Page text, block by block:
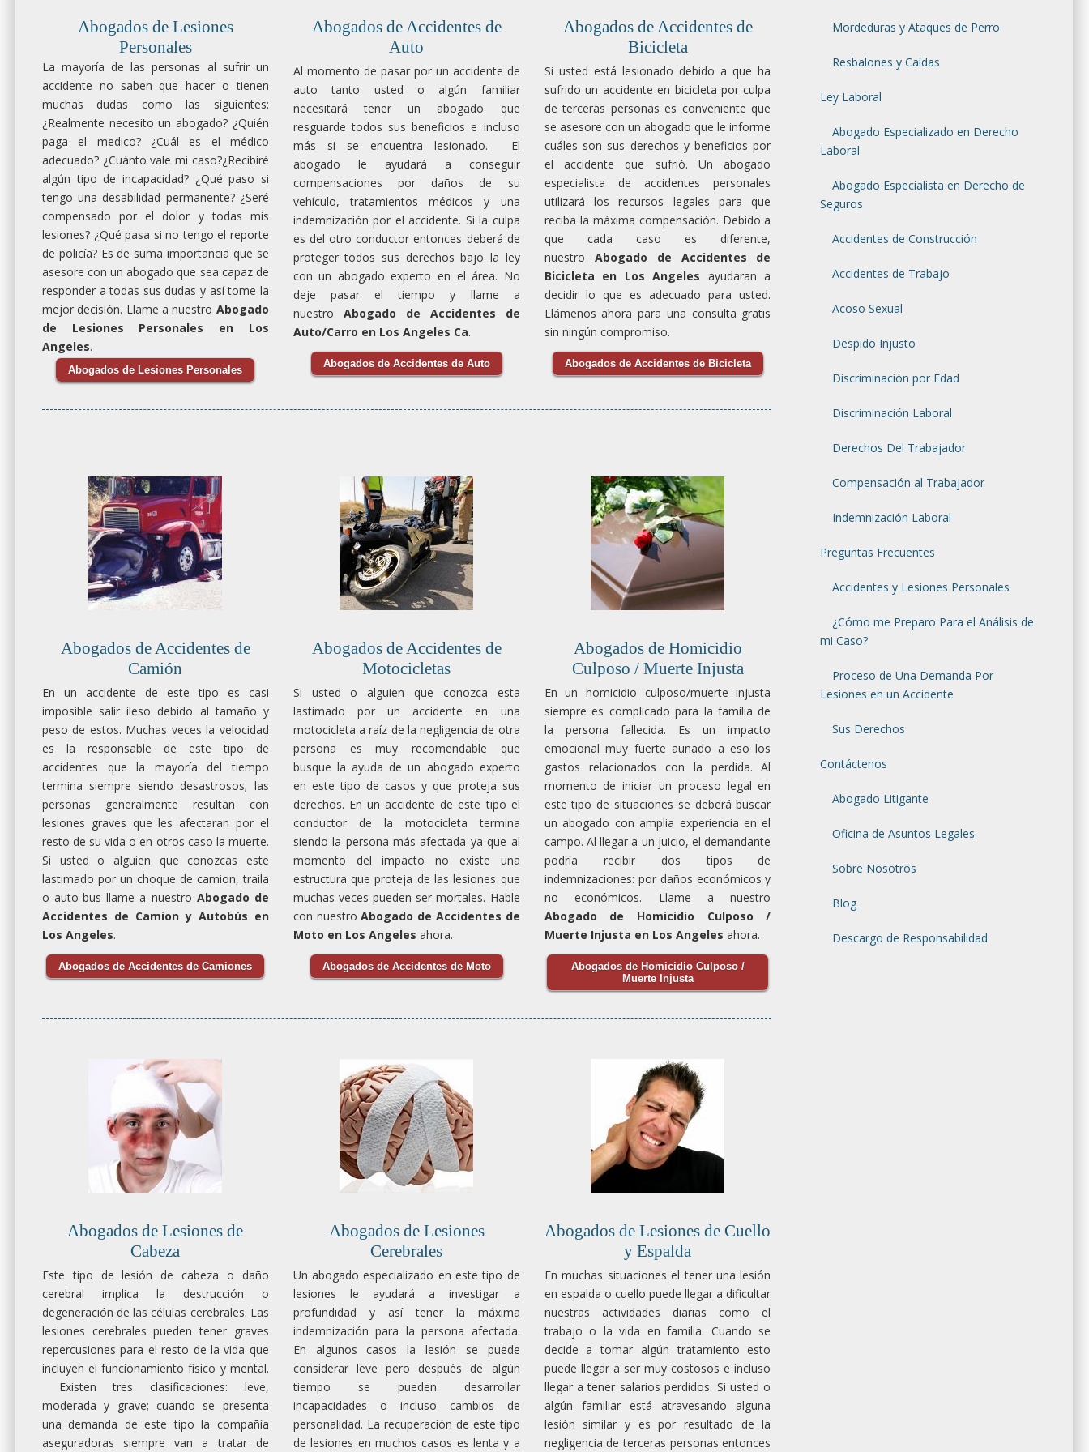
consulta gratuita y descubre cómo
podemos ayudarte a obtener la
compensación por accidente de
bicicleta que te corresponde.
consulta gratuita. No enfrentes esta
situación solo. Estamos aquí para
compensación que te
corresponden.
Abogados de Lesiones
Personales
La mayoría de las personas al sufrir un
accidente no saben que hacer o tienen
muchas dudas como las siguientes:
¿Realmente necesito un abogado? ¿Quién
paga el medico? ¿Cuál es el médico
adecuado? ¿Cuánto vale mi caso?¿Recibiré
algún tipo de incapacidad? ¿Qué paso si
tengo una desabilidad permanente? ¿Seré
compensado por el dolor y todas mis
lesiones? ¿Qué pasa si no tengo el reporte
de policía? Es de suma importancia que se
asesore con un abogado que sea capaz de
responder a todas sus dudas y así tome la
mejor decisión. Llame a nuestro Abogado
de Lesiones Personales en Los
Angeles.
Abogados de Lesiones Personales
Abogados de Accidentes de
Auto
Al momento de pasar por un accidente de
auto tanto usted o algún familiar
necesitará tener un abogado que
resguarde todos sus beneficios e incluso
más si se encuentra lesionado. El
abogado le ayudará a conseguir
compensaciones por daños de su
vehículo, tratamientos médicos y una
indemnización por el accidente. Si la culpa
es del otro conductor entonces deberá de
proteger todos sus derechos bajo la ley
con un abogado experto en el área. No
deje pasar el tiempo y llame a
nuestro Abogado de Accidentes de
Auto/Carro en Los Angeles Ca.
Abogados de Accidentes de Auto
Abogados de Accidentes de
Bicicleta
Si usted está lesionado debido a que ha
sufrido un accidente en bicicleta por culpa
de terceras personas es conveniente que
se asesore con un abogado que le informe
cuáles son sus derechos y beneficios por
el accidente que sufrió. Un abogado
especialista de accidentes personales
utilizará los recursos legales para que
reciba la máxima compensación. Debido a
que cada caso es diferente,
nuestro Abogado de Accidentes de
Bicicleta en Los Angeles ayudaran a
decidir lo que es adecuado para usted.
Llámenos ahora para una consulta gratis
sin ningún compromiso.
Abogados de Accidentes de Bicicleta
Abogados de Accidentes de
Camión
En un accidente de este tipo es casi
imposible salir ileso debido al tamaño y
peso de estos. Muchas veces la velocidad
es la responsable de este tipo de
accidentes que la mayoría del tiempo
termina siempre siendo desastrosos; las
personas generalmente resultan con
lesiones graves que les afectaran por el
resto de su vida o en otros caso la muerte.
Si usted o alguien que conozcas este
lastimado por un choque de camion, traila
o auto-bus llame a nuestro Abogado de
Accidentes de Camion y Autobús en
Los Angeles.
Abogados de Accidentes de Camiones
Abogados de Accidentes de
Motocicletas
Si usted o alguien que conozca esta
lastimado por un accidente en una
motocicleta a raíz de la negligencia de otra
persona es muy recomendable que
busque la ayuda de un abogado experto
en este tipo de casos y que proteja sus
derechos. En un accidente de este tipo el
conductor de la motocicleta termina
siendo la persona más afectada ya que al
momento del impacto no existe una
estructura que proteja de las lesiones que
muchas veces pueden ser mortales. Hable
con nuestroAbogado de Accidentes de
Moto en Los Angeles ahora.
Abogados de Accidentes de Moto
Abogados de Homicidio
Culposo / Muerte Injusta
En un homicidio culposo/muerte injusta
siempre es complicado para la familia de
la persona fallecida. Es un impacto
emocional muy fuerte aunado a eso los
gastos relacionados con la perdida. Al
momento de iniciar un proceso legal en
este tipo de situaciones se deberá buscar
un abogado con amplia experiencia en el
campo. Al llegar a un juicio, el demandante
podría recibir dos tipos de
indemnizaciones: por daños económicos y
no económicos. Llame a nuestro
Abogado de Homicidio Culposo /
Muerte Injusta en Los Angeles ahora.
Abogados de Homicidio Culposo /
Muerte Injusta
Abogados de Lesiones de
Cabeza
Este tipo de lesión de cabeza o daño
cerebral implica la destrucción o
degeneración de las células cerebrales. Las
lesiones cerebrales pueden tener graves
repercusiones para el resto de la vida que
incluyen el funcionamiento físico y mental.
Existen tres clasificaciones: leve,
moderada y grave; cuando se presenta
una demanda de este tipo la compañía
aseguradoras siempre van a tratar de
Abogados de Lesiones
Cerebrales
Un abogado especializado en este tipo de
lesiones le ayudará a investigar a
profundidad y así tener la máxima
indemnización para la persona afectada.
En algunos casos la lesión se puede
considerar leve pero después de algún
tiempo se pueden desarrollar
incapacidades o incluso cambios de
personalidad. La recuperación de este tipo
de lesiones en muchos casos es lenta y a
Abogados de Lesiones de Cuello
y Espalda
En muchas situaciones el tener una lesión
en espalda o cuello puede llegar a dificultar
nuestras actividades diarias como el
trabajo o la vida en familia. Cuando se
decide a tomar algún tratamiento esto
puede llegar a ser muy costosos e incluso
llegar a tener salarios perdidos. Si usted o
algún familiar está atravesando alguna
lesión similar y es por resultado de la
negligencia de terceras personas entonces
Mordeduras y Ataques de Perro
Resbalones y Caídas
Ley Laboral
Abogado Especializado en Derecho
Laboral
Abogado Especialista en Derecho de
Seguros
Accidentes de Construcción
Accidentes de Trabajo
Acoso Sexual
Despido Injusto
Discriminación por Edad
Discriminación Laboral
Derechos Del Trabajador
Compensación al Trabajador
Indemnización Laboral
Preguntas Frecuentes
Accidentes y Lesiones Personales
¿Cómo me Preparo Para el Análisis de
mi Caso?
Proceso de Una Demanda Por
Lesiones en un Accidente
Sus Derechos
Contáctenos
Abogado Litigante
Oficina de Asuntos Legales
Sobre Nosotros
Blog
Descargo de Responsabilidad